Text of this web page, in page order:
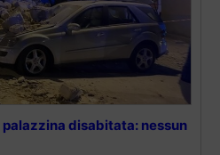
disabitata: nessun